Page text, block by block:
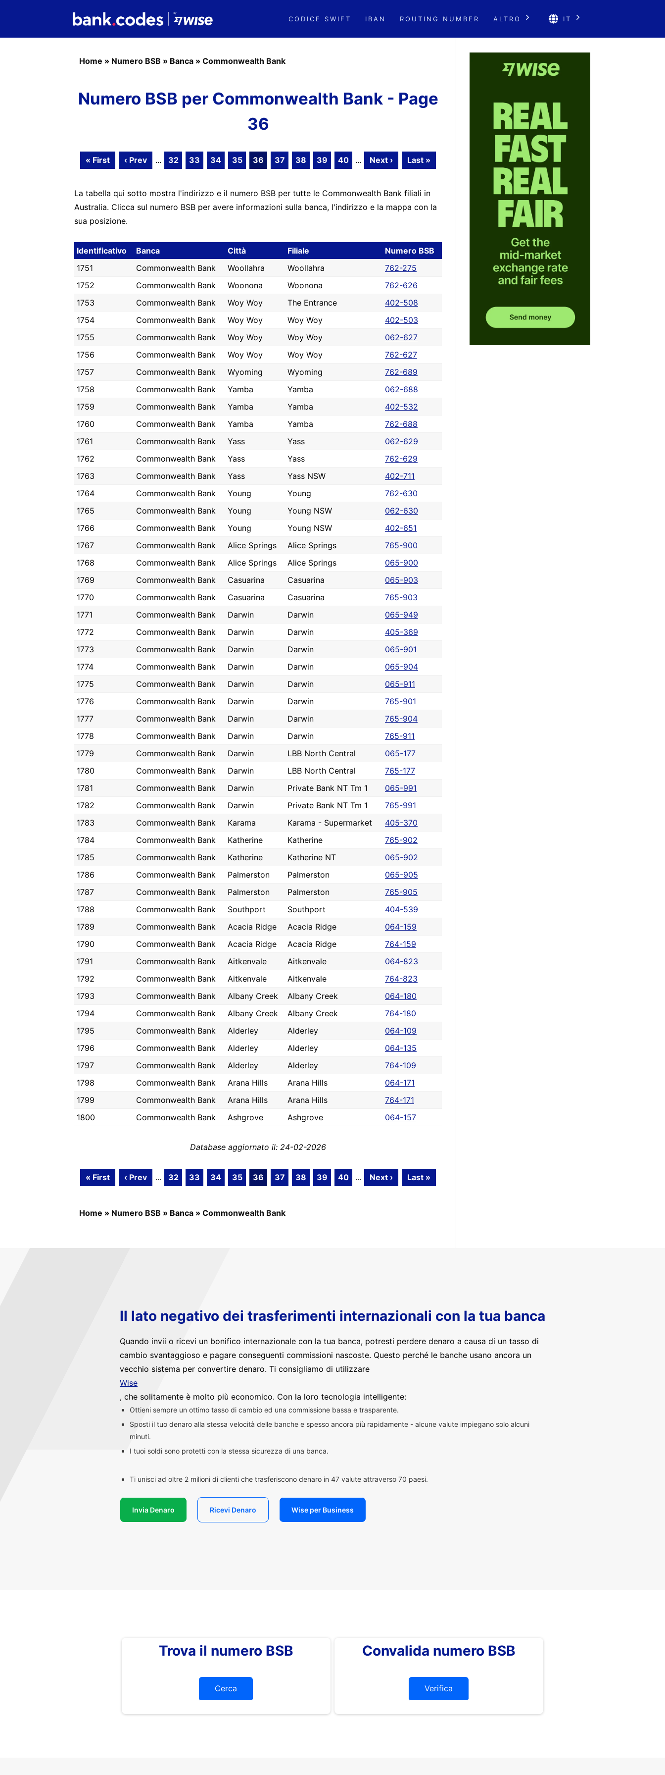
CODICE SWIFT IBAN ROUTING NUMBER ALTRO IT
Home » Numero BSB » Banca » Commonwealth Bank
Numero BSB per Commonwealth Bank - Page
36
« First ‹ Prev ... 32 33 34 35 36 37 38 39 40 ... Next › Last »
La tabella qui sotto mostra l'indirizzo e il numero BSB per tutte le Commonwealth Bank filiali in
Australia. Clicca sul numero BSB per avere informazioni sulla banca, l'indirizzo e la mappa con la
sua posizione.
Identificativo Banca Città Filiale
Numero BSB
1751
Commonwealth Bank Woollahra Woollahra
762-275
1752
Commonwealth Bank Woonona Woonona
762-626
1753
Commonwealth Bank Woy Woy The Entrance
402-508
1754
Commonwealth Bank Woy Woy Woy Woy
402-503
1755
Commonwealth Bank Woy Woy Woy Woy
062-627
1756
Commonwealth Bank Woy Woy Woy Woy
762-627
1757
Commonwealth Bank Wyoming Wyoming
762-689
1758
Commonwealth Bank Yamba Yamba
062-688
1759
Commonwealth Bank Yamba Yamba
402-532
1760
Commonwealth Bank Yamba Yamba
762-688
1761
Commonwealth Bank Yass Yass
062-629
1762
Commonwealth Bank Yass Yass
762-629
1763
Commonwealth Bank Yass Yass NSW
402-711
1764
Commonwealth Bank Young Young
762-630
1765
Commonwealth Bank Young Young NSW
062-630
1766
Commonwealth Bank Young Young NSW
402-651
1767
Commonwealth Bank Alice Springs Alice Springs
765-900
1768
Commonwealth Bank Alice Springs Alice Springs
065-900
1769
Commonwealth Bank Casuarina Casuarina
065-903
1770
Commonwealth Bank Casuarina Casuarina
765-903
1771
Commonwealth Bank Darwin Darwin
065-949
1772
Commonwealth Bank Darwin Darwin
405-369
1773
Commonwealth Bank Darwin Darwin
065-901
1774
Commonwealth Bank Darwin Darwin
065-904
1775
Commonwealth Bank Darwin Darwin
065-911
1776
Commonwealth Bank Darwin Darwin
765-901
1777
Commonwealth Bank Darwin Darwin
765-904
1778
Commonwealth Bank Darwin Darwin
765-911
1779
Commonwealth Bank Darwin LBB North Central
065-177
1780
Commonwealth Bank Darwin LBB North Central
765-177
1781
Commonwealth Bank Darwin Private Bank NT Tm 1
065-991
1782
Commonwealth Bank Darwin Private Bank NT Tm 1
765-991
1783
Commonwealth Bank Karama Karama - Supermarket
405-370
1784
Commonwealth Bank Katherine Katherine
765-902
1785
Commonwealth Bank Katherine Katherine NT
065-902
1786
Commonwealth Bank Palmerston Palmerston
065-905
1787
Commonwealth Bank Palmerston Palmerston
765-905
1788
Commonwealth Bank Southport Southport
404-539
1789
Commonwealth Bank Acacia Ridge Acacia Ridge
064-159
1790
Commonwealth Bank Acacia Ridge Acacia Ridge
764-159
1791
Commonwealth Bank Aitkenvale Aitkenvale
064-823
1792
Commonwealth Bank Aitkenvale Aitkenvale
764-823
1793
Commonwealth Bank Albany Creek Albany Creek
064-180
1794
Commonwealth Bank Albany Creek Albany Creek
764-180
1795
Commonwealth Bank Alderley Alderley
064-109
1796
Commonwealth Bank Alderley Alderley
064-135
1797
Commonwealth Bank Alderley Alderley
764-109
1798
Commonwealth Bank Arana Hills Arana Hills
064-171
1799
Commonwealth Bank Arana Hills Arana Hills
764-171
1800
Commonwealth Bank Ashgrove Ashgrove 064-157
Database aggiornato il: 24-02-2026
« First ‹ Prev ... 32 33 34 35 36 37 38 39 40 ... Next › Last »
Home » Numero BSB » Banca » Commonwealth Bank
Il lato negativo dei trasferimenti internazionali con la tua banca
Quando invii o ricevi un bonifico internazionale con la tua banca, potresti perdere denaro a causa di un tasso di
cambio svantaggioso e pagare conseguenti commissioni nascoste. Questo perché le banche usano ancora un
vecchio sistema per convertire denaro. Ti consigliamo di utilizzare
Wise
, che solitamente è molto più economico. Con la loro tecnologia intelligente:
Ottieni sempre un ottimo tasso di cambio ed una commissione bassa e trasparente.
Sposti il tuo denaro alla stessa velocità delle banche e spesso ancora più rapidamente - alcune valute impiegano solo alcuni
minuti.
I tuoi soldi sono protetti con la stessa sicurezza di una banca.
Ti unisci ad oltre 2 milioni di clienti che trasferiscono denaro in 47 valute attraverso 70 paesi.
Invia Denaro Ricevi Denaro Wise per Business
Trova il numero BSB
Cerca
Convalida numero BSB
Verifica